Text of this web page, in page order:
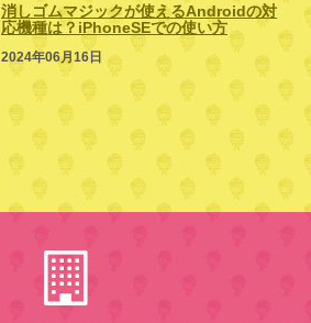
消しゴムマジックが使えるAndroidの対
応機種は？iPhoneSEでの使い方
2024年06月16日